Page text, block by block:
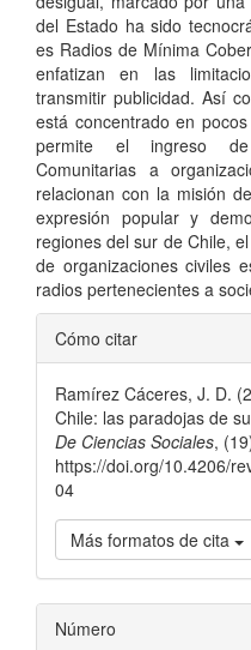
del Estado ha sido
es Radios de Mínima
enfatizan en las
transmitir publicidad. Así
está concentrado en pocos
permite el ingreso de
Comunitarias a
relacionan con la misión
expresión popular y
regiones del sur de Chile,
de organizaciones civiles
radios pertenecientes a
Detalles
del
artículo
Cómo citar
Ramírez Cáceres, J. D.
Chile: las paradojas de
De Ciencias Sociales,
https://doi.org/10.4206/
04
Más formatos de cita
Número